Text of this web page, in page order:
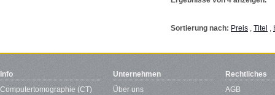
Sortierung nach: Preis , Titel ,
Info
Computertomographie (CT)
Unternehmen
Über uns
Rechtliches
AGB